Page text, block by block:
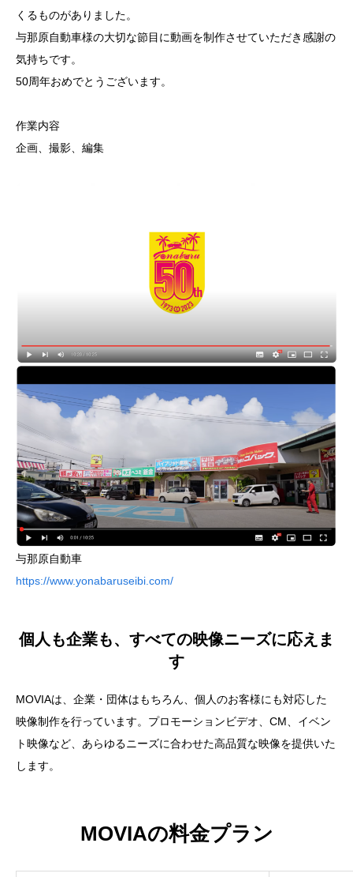
くるものがありました。
与那原自動車様の大切な節目に動画を制作させていただき感謝の
気持ちです。
50周年おめでとうございます。
作業内容
企画、撮影、編集
与那原自動車
https://www.yonabaruseibi.com/
個人も企業も、すべての映像ニーズに応えま
す
MOVIAは、企業・団体はもちろん、個人のお客様にも対応した
映像制作を行っています。プロモーションビデオ、CM、イベン
ト映像など、あらゆるニーズに合わせた高品質な映像を提供いた
します。
MOVIAの料金プラン